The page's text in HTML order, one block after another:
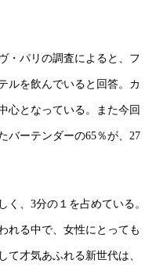
・パリの調査によると、フ
ルを飲んでいると回答。カ
心となっている。また今回
バーテンダーの65％が、27
く、3分の１を占めている。
れる中で、女性にとっても
て才気あふれる新世代は、